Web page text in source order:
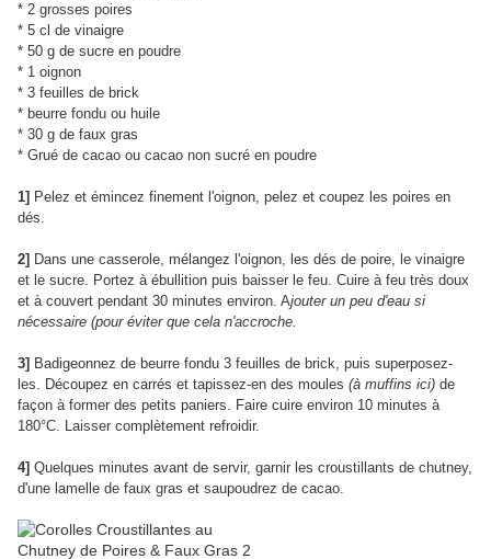
* 2 grosses poires
* 5 cl de vinaigre
* 50 g de sucre en poudre
* 1 oignon
* 3 feuilles de brick
* beurre fondu ou huile
* 30 g de faux gras
* Grué de cacao ou cacao non sucré en poudre
1] Pelez et émincez finement l'oignon, pelez et coupez les poires en
dés.
2] Dans une casserole, mélangez l'oignon, les dés de poire, le vinaigre
et le sucre. Portez à ébullition puis baisser le feu. Cuire à feu très doux
et à couvert pendant 30 minutes environ. Ajouter un peu d'eau si
nécessaire (pour éviter que cela n'accroche.
3] Badigeonnez de beurre fondu 3 feuilles de brick, puis superposez-
les. Découpez en carrés et tapissez-en des moules (à muffins ici) de
façon à former des petits paniers. Faire cuire environ 10 minutes à
180°C. Laisser complètement refroidir.
4] Quelques minutes avant de servir, garnir les croustillants de chutney,
d'une lamelle de faux gras et saupoudrez de cacao.